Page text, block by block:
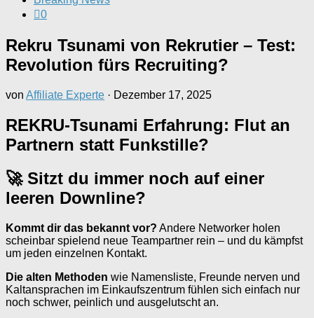
0
Rekru Tsunami von Rekrutier – Test:
Revolution fürs Recruiting?
von Affiliate Experte · Dezember 17, 2025
REKRU-Tsunami Erfahrung: Flut an
Partnern statt Funkstille?
🚀 Sitzt du immer noch auf einer
leeren Downline?
Kommt dir das bekannt vor? Andere Networker holen
scheinbar spielend neue Teampartner rein – und du kämpfst
um jeden einzelnen Kontakt.
Die alten Methoden wie Namensliste, Freunde nerven und
Kaltansprachen im Einkaufszentrum fühlen sich einfach nur
noch schwer, peinlich und ausgelutscht an.